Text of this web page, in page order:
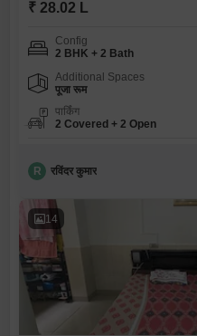
₹ 28.02 L
Config
2 BHK + 2 Bath
Additional Spaces
पूजा रूम
पार्किंग
2 Covered + 2 Open
R रविंदर कुमार
14